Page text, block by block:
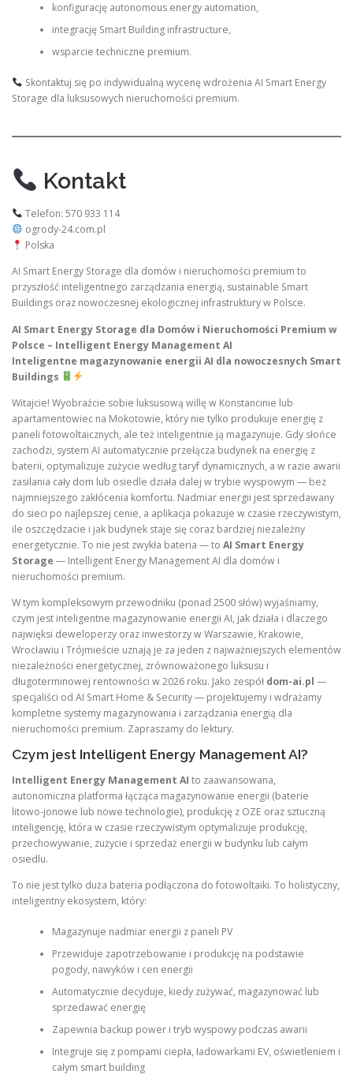
konfigurację autonomous energy automation,
integrację Smart Building infrastructure,
wsparcie techniczne premium.
Skontaktuj się po indywidualną wycenę wdrożenia AI Smart Energy
Storage dla luksusowych nieruchomości premium.
Kontakt
Telefon: 570 933 114
ogrody-24.com.pl
Polska
AI Smart Energy Storage dla domów i nieruchomości premium to
przyszłość inteligentnego zarządzania energią, sustainable Smart
Buildings oraz nowoczesnej ekologicznej infrastruktury w Polsce.
AI Smart Energy Storage dla Domów i Nieruchomości Premium w
Polsce – Intelligent Energy Management AI
Inteligentne magazynowanie energii AI dla nowoczesnych Smart
Buildings
Witajcie! Wyobraźcie sobie luksusową willę w Konstancinie lub
apartamentowiec na Mokotowie, który nie tylko produkuje energię z
paneli fotowoltaicznych, ale też inteligentnie ją magazynuje. Gdy słońce
zachodzi, system AI automatycznie przełącza budynek na energię z
baterii, optymalizuje zużycie według taryf dynamicznych, a w razie awarii
zasilania cały dom lub osiedle działa dalej w trybie wyspowym — bez
najmniejszego zakłócenia komfortu. Nadmiar energii jest sprzedawany
do sieci po najlepszej cenie, a aplikacja pokazuje w czasie rzeczywistym,
ile oszczędzacie i jak budynek staje się coraz bardziej niezależny
energetycznie. To nie jest zwykła bateria — to AI Smart Energy
Storage — Intelligent Energy Management AI dla domów i
nieruchomości premium.
W tym kompleksowym przewodniku (ponad 2500 słów) wyjaśniamy,
czym jest inteligentne magazynowanie energii AI, jak działa i dlaczego
najwięksi deweloperzy oraz inwestorzy w Warszawie, Krakowie,
Wrocławiu i Trójmieście uznają je za jeden z najważniejszych elementów
niezależności energetycznej, zrównoważonego luksusu i
długoterminowej rentowności w 2026 roku. Jako zespół dom-ai.pl —
specjaliści od AI Smart Home & Security — projektujemy i wdrażamy
kompletne systemy magazynowania i zarządzania energią dla
nieruchomości premium. Zapraszamy do lektury.
Czym jest Intelligent Energy Management AI?
Intelligent Energy Management AI to zaawansowana,
autonomiczna platforma łącząca magazynowanie energii (baterie
litowo-jonowe lub nowe technologie), produkcję z OZE oraz sztuczną
inteligencję, która w czasie rzeczywistym optymalizuje produkcję,
przechowywanie, zużycie i sprzedaż energii w budynku lub całym
osiedlu.
To nie jest tylko duża bateria podłączona do fotowoltaiki. To holistyczny,
inteligentny ekosystem, który:
Magazynuje nadmiar energii z paneli PV
Przewiduje zapotrzebowanie i produkcję na podstawie
pogody, nawyków i cen energii
Automatycznie decyduje, kiedy zużywać, magazynować lub
sprzedawać energię
Zapewnia backup power i tryb wyspowy podczas awarii
Integruje się z pompami ciepła, ładowarkami EV, oświetleniem i
całym smart building